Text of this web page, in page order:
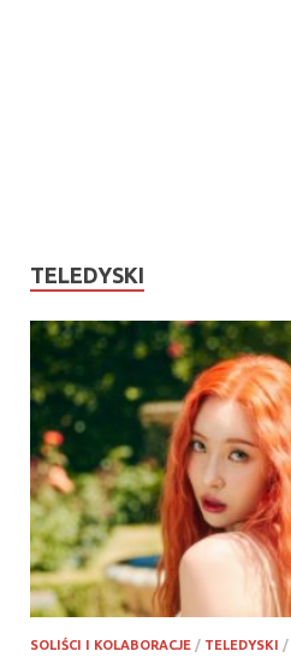
TELEDYSKI
SOLIŚCI I KOLABORACJE / TELEDYSKI /